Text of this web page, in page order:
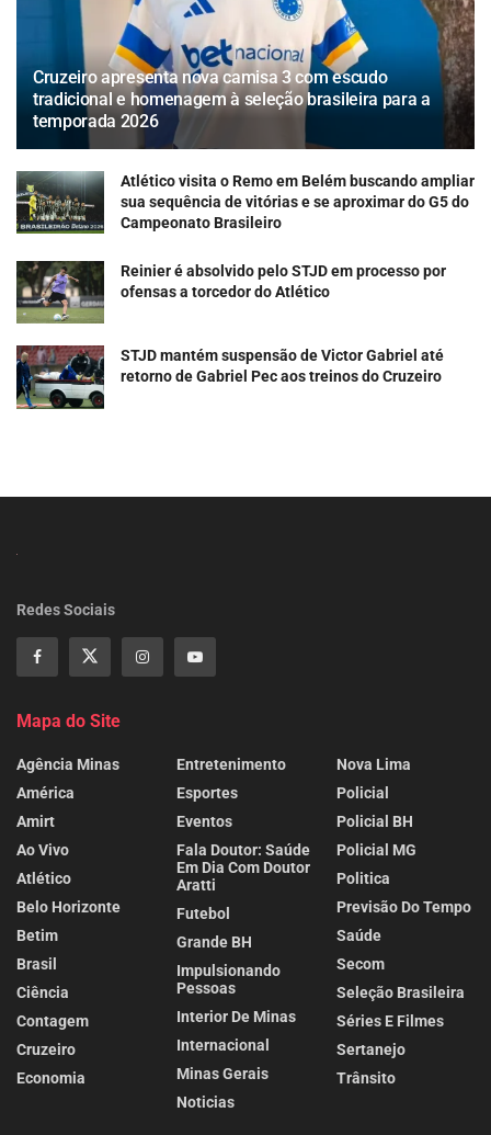
Cruzeiro apresenta nova camisa 3 com escudo
tradicional e homenagem à seleção brasileira para a
temporada 2026
Atlético visita o Remo em Belém buscando ampliar
sua sequência de vitórias e se aproximar do G5 do
Campeonato Brasileiro
Reinier é absolvido pelo STJD em processo por
ofensas a torcedor do Atlético
STJD mantém suspensão de Victor Gabriel até
retorno de Gabriel Pec aos treinos do Cruzeiro
Redes Sociais
Mapa do Site
Agência Minas
América
Amirt
Ao Vivo
Atlético
Belo Horizonte
Betim
Brasil
Ciência
Contagem
Cruzeiro
Economia
Entretenimento
Esportes
Eventos
Fala Doutor: Saúde
Em Dia Com Doutor
Aratti
Futebol
Grande BH
Impulsionando
Pessoas
Interior De Minas
Internacional
Minas Gerais
Noticias
Nova Lima
Policial
Policial BH
Policial MG
Politica
Previsão Do Tempo
Saúde
Secom
Seleção Brasileira
Séries E Filmes
Sertanejo
Trânsito